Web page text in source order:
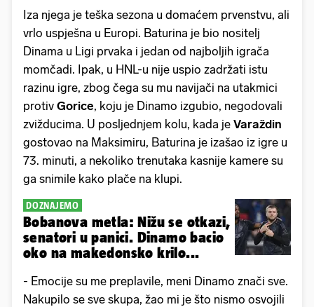
Iza njega je teška sezona u domaćem prvenstvu, ali
vrlo uspješna u Europi. Baturina je bio nositelj
Dinama u Ligi prvaka i jedan od najboljih igrača
momčadi. Ipak, u HNL-u nije uspio zadržati istu
razinu igre, zbog čega su mu navijači na utakmici
protiv Gorice, koju je Dinamo izgubio, negodovali
zvižducima. U posljednjem kolu, kada je Varaždin
gostovao na Maksimiru, Baturina je izašao iz igre u
73. minuti, a nekoliko trenutaka kasnije kamere su
ga snimile kako plače na klupi.
DOZNAJEMO
Bobanova metla: Nižu se otkazi,
senatori u panici. Dinamo bacio
oko na makedonsko krilo...
- Emocije su me preplavile, meni Dinamo znači sve.
Nakupilo se sve skupa, žao mi je što nismo osvojili